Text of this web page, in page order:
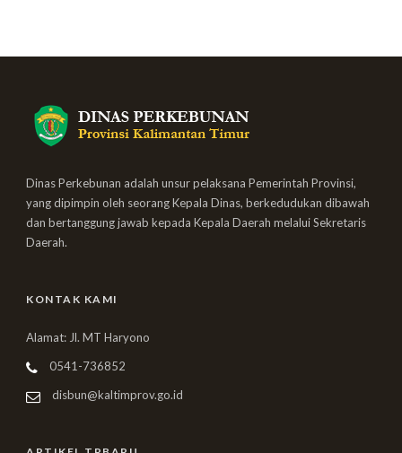
Dinas Perkebunan adalah unsur pelaksana Pemerintah Provinsi,
yang dipimpin oleh seorang Kepala Dinas, berkedudukan dibawah
dan bertanggung jawab kepada Kepala Daerah melalui Sekretaris
Daerah.
KONTAK KAMI
Alamat: Jl. MT Haryono
0541-736852
disbun@kaltimprov.go.id